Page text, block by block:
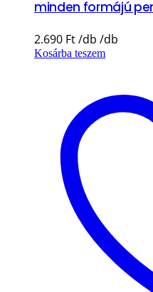
minden formájú
2.690 Ft
Kosárba teszem